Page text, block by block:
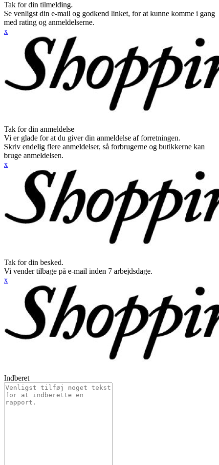
Tak for din tilmelding.
Se venligst din e-mail og godkend linket, for at kunne komme i gang
med rating og anmeldelserne.
x
Tak for din anmeldelse
Vi er glade for at du giver din anmeldelse af forretningen.
Skriv endelig flere anmeldelser, så forbrugerne og butikkerne kan
bruge anmeldelsen.
x
Tak for din besked.
Vi vender tilbage på e-mail inden 7 arbejdsdage.
x
Indberet